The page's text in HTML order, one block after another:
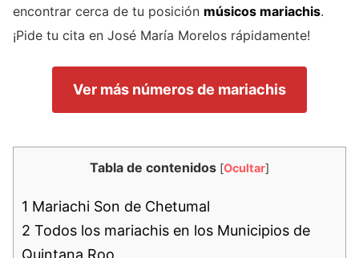
encontrar cerca de tu posición músicos mariachis.
¡Pide tu cita en José María Morelos rápidamente!
Ver más números de mariachis
Tabla de contenidos [Ocultar]
1 Mariachi Son de Chetumal
2 Todos los mariachis en los Municipios de
Quintana Roo